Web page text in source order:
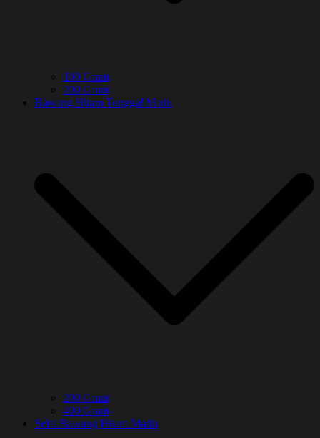
100 Gram
200 Gram
Bawang Hitam Tunggal Madu
200 Gram
400 Gram
Selai Bawang Hitam Madu